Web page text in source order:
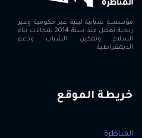
مؤسسة شبابية ليبية غير حكومية وغير
ربحية تعمل منذ سنة 2014 بمجالات بناء
السلام وتمكين الشباب ودعم
الديمقراطية.
خريطة الموقع
المناظرة